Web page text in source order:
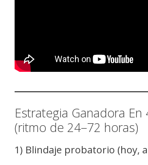
Estrategia Ganadora En
(ritmo de 24–72 horas)
1) Blindaje probatorio (hoy,